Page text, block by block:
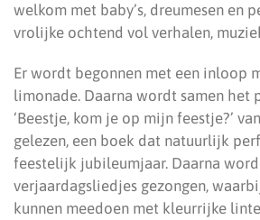
welkom met baby’s, dreumesen en
vrolijke ochtend vol verhalen,
Er wordt begonnen met een inloop
limonade. Daarna wordt samen het
‘Beestje, kom je op mijn feestje?’
gelezen, een boek dat natuurlijk
feestelijk jubileumjaar. Daarna
verjaardagsliedjes gezongen,
kunnen meedoen met kleurrijke